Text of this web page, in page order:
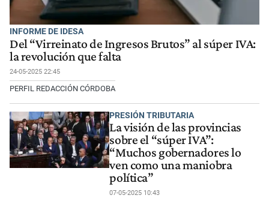
INFORME DE IDESA
Del “Virreinato de Ingresos Brutos” al súper IVA:
la revolución que falta
24-05-2025 22:45
PERFIL REDACCIÓN CÓRDOBA
PRESIÓN TRIBUTARIA
La visión de las provincias
sobre el “súper IVA”:
“Muchos gobernadores lo
ven como una maniobra
política”
07-05-2025 10:43